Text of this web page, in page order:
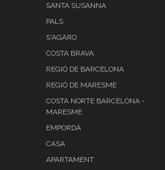
SANTA SUSANNA
PALS
S'AGARO
COSTA BRAVA
REGIÓ DE BARCELONA
REGIÓ DE MARESME
COSTA NORTE BARCELONA -
MARESME
EMPORDÀ
CASA
APARTAMENT